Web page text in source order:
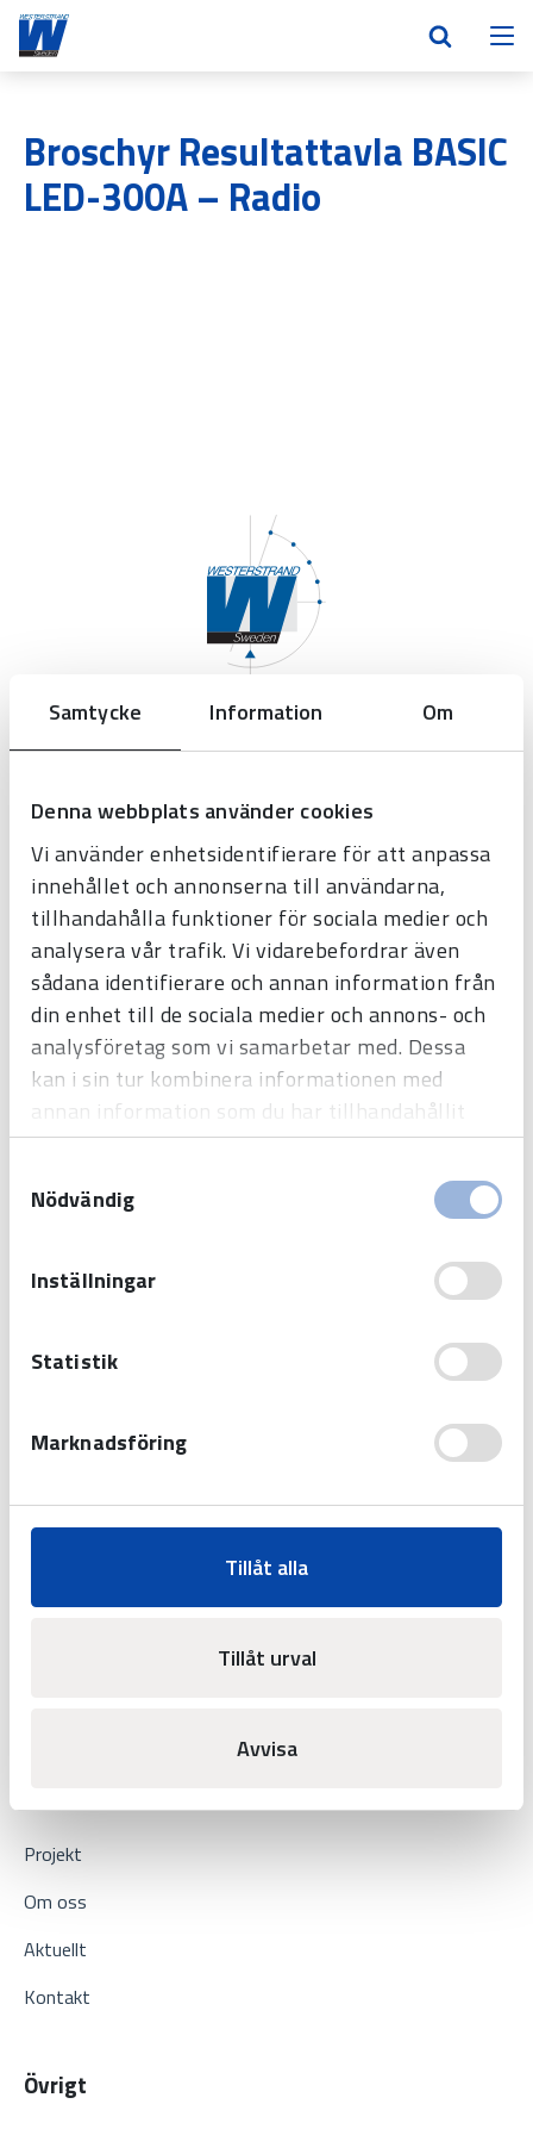
Samtycke Information Om
Denna webbplats använder cookies
Vi använder enhetsidentifierare för att anpassa
innehållet och annonserna till användarna,
tillhandahålla funktioner för sociala medier och
analysera vår trafik. Vi vidarebefordrar även
sådana identifierare och annan information från
din enhet till de sociala medier och annons- och
analysföretag som vi samarbetar med. Dessa
kan i sin tur kombinera informationen med
annan information som du har tillhandahållit
eller som de har samlat in när du har använt
Nödvändig
Inställningar
Statistik
Marknadsföring
Tillåt alla
Tillåt urval
Avvisa
Broschyr Resultattavla BASIC
LED-300A – Radio
Westerstrand Urfabrik AB
Tel:0506-480 00
Produkter
Tid
Sport
Sjukhus
Skola
Fotbollsarena
Projekt
Om oss
Aktuellt
Kontakt
Övrigt